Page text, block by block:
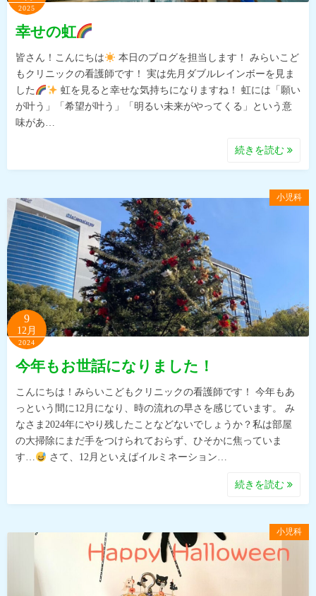
2025
幸せの虹
皆さん！こんにちは
本日のブログを担当します！ みらいこど
もクリニックの看護師です！ 実は先月ダブルレインボーを見ま
した
虹を見ると幸せな気持ちになりますね！ 虹には「願い
が叶う」「希望が叶う」「明るい未来がやってくる」という意
味があ…
続きを読む
小児科
9
12月
2024
今年もお世話になりました！
こんにちは！みらいこどもクリニックの看護師です！ 今年もあ
っという間に12月になり、時の流れの早さを感じています。 み
なさま2024年にやり残したことなどないでしょうか？私は部屋
の大掃除にまだ手をつけられておらず、ひそかに焦っていま
す…
さて、12月といえばイルミネーション…
続きを読む
小児科